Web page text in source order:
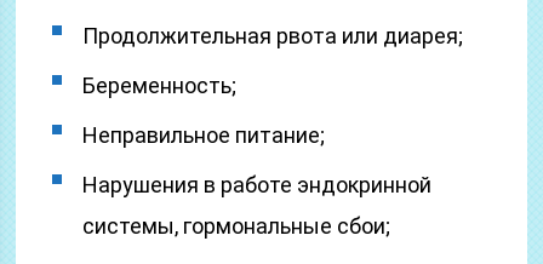
Продолжительная рвота или диарея;
Беременность;
Неправильное питание;
Нарушения в работе эндокринной
системы, гормональные сбои;